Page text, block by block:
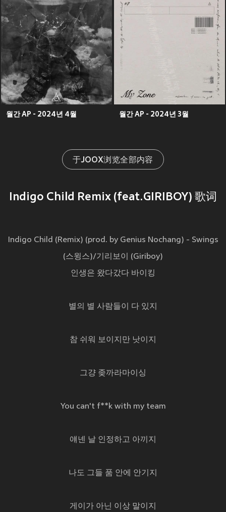
월간 AP - 2024년 4월 월간 AP - 2024년 3월
于JOOX浏览全部内容
Indigo Child Remix (feat.GIRIBOY) 歌词
Indigo Child (Remix) (prod. by Genius Nochang) - Swings
(스윙스)/기리보이 (Giriboy)
인생은 왔다갔다 바이킹
별의 별 사람들이 다 있지
참 쉬워 보이지만 낫이지
그걍 좆까라마이싱
You can't f**k with my team
얘넨 날 인정하고 아끼지
나도 그들 품 안에 안기지
게이가 아닌 이상 말이지